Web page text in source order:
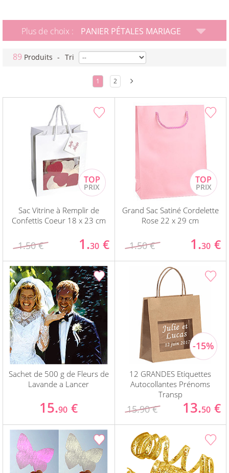
Plus de choix : PANIER PÉTALES MARIAGE
89 Produits - Tri
1 2
Sac Vitrine à Remplir de
Confettis Coeur 18 x 23 cm
1.50 € 1.30 €
Grand Sac Satiné Cordelette
Rose 22 x 29 cm
1.50 € 1.30 €
Sachet de 500 g de Fleurs de
Lavande a Lancer
15.90 €
12 GRANDES Etiquettes
Autocollantes Prénoms
Transp
15.90 € 13.50 €